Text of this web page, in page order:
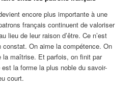
encore plus importante à une
français continuent de valoriser
lieu de leur raison d’être. Ce n’est
constat. On aime la compétence. On
la maîtrise. Et parfois, on finit par
la forme la plus noble du savoir-
court.